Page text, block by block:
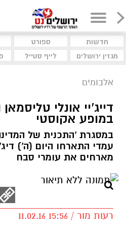
חדשות ספורט
מגזין ירושלים
לייף סטייל
אלבומים
דייג'יי אונלי
במופע אקוסטי
במסגרת 'התכנית של
עמדי התארחו היום (ה')
מארחים את עומרי סבח
רעות מור / 15:56 11.02.16